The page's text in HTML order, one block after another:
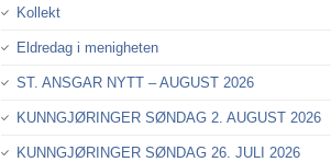
Kollekt
Eldredag i menigheten
ST. ANSGAR NYTT – AUGUST 2026
KUNNGJØRINGER SØNDAG 2. AUGUST 2026
KUNNGJØRINGER SØNDAG 26. JULI 2026